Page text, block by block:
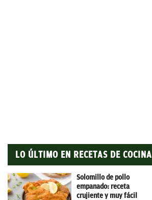
LO ÚLTIMO EN RECETAS DE COCINA
Solomillo de pollo
empanado: receta
crujiente y muy fácil